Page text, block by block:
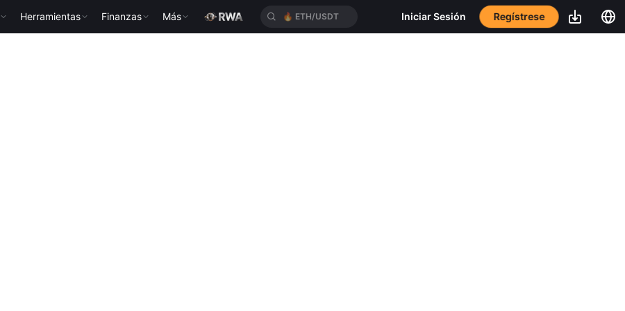
Herramientas Finanzas Más 🔥 ETH/USDT Iniciar Sesión Regístrese